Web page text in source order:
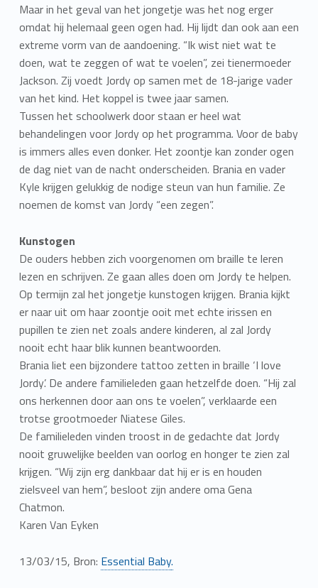
Maar in het geval van het jongetje was het nog erger
omdat hij helemaal geen ogen had. Hij lijdt dan ook aan een
extreme vorm van de aandoening. “Ik wist niet wat te
doen, wat te zeggen of wat te voelen”, zei tienermoeder
Jackson. Zij voedt Jordy op samen met de 18-jarige vader
van het kind. Het koppel is twee jaar samen.
Tussen het schoolwerk door staan er heel wat
behandelingen voor Jordy op het programma. Voor de baby
is immers alles even donker. Het zoontje kan zonder ogen
de dag niet van de nacht onderscheiden. Brania en vader
Kyle krijgen gelukkig de nodige steun van hun familie. Ze
noemen de komst van Jordy “een zegen”.
Kunstogen
De ouders hebben zich voorgenomen om braille te leren
lezen en schrijven. Ze gaan alles doen om Jordy te helpen.
Op termijn zal het jongetje kunstogen krijgen. Brania kijkt
er naar uit om haar zoontje ooit met echte irissen en
pupillen te zien net zoals andere kinderen, al zal Jordy
nooit echt haar blik kunnen beantwoorden.
Brania liet een bijzondere tattoo zetten in braille ‘I love
Jordy’. De andere familieleden gaan hetzelfde doen. “Hij zal
ons herkennen door aan ons te voelen”, verklaarde een
trotse grootmoeder Niatese Giles.
De familieleden vinden troost in de gedachte dat Jordy
nooit gruwelijke beelden van oorlog en honger te zien zal
krijgen. “Wij zijn erg dankbaar dat hij er is en houden
zielsveel van hem”, besloot zijn andere oma Gena
Chatmon.
Karen Van Eyken
13/03/15, Bron: Essential Baby.